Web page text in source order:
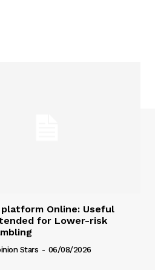
platform Online: Useful
for Lower-risk
Stars - 06/08/2026